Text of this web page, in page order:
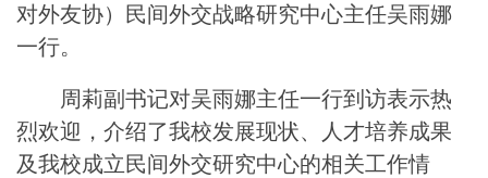
对外友协）民间外交战略研究中心主任吴雨娜
一行。
周莉副书记对吴雨娜主任一行到访表示热
烈欢迎，介绍了我校发展现状、人才培养成果
及我校成立民间外交研究中心的相关工作情